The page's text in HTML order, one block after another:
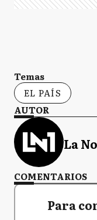
Temas
EL PAÍS
AUTOR
La
COMENTARIOS
Para